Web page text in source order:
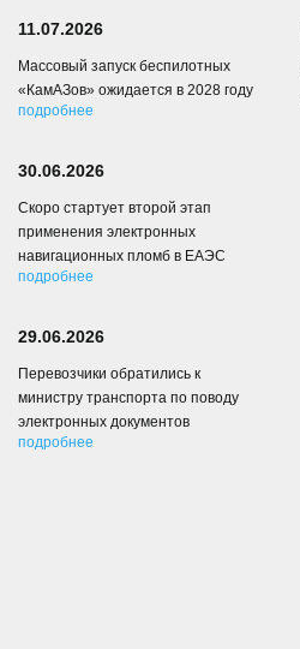
11.07.2026
Массовый запуск беспилотных
«КамАЗов» ожидается в 2028 году
подробнее
30.06.2026
Скоро стартует второй этап
применения электронных
навигационных пломб в ЕАЭС
подробнее
29.06.2026
Перевозчики обратились к
министру транспорта по поводу
электронных документов
подробнее